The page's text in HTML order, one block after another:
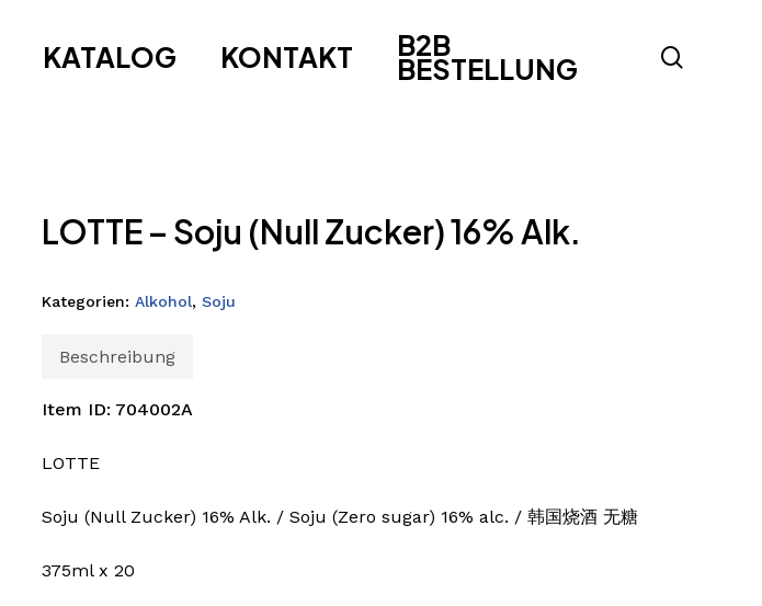
KATALOG KONTAKT B2B
BESTELLUNG
LOTTE – Soju (Null Zucker) 16% Alk.
Kategorien: Alkohol, Soju
Beschreibung
Item ID: 704002A
LOTTE
Soju (Null Zucker) 16% Alk. / Soju (Zero sugar) 16% alc. / 韩国烧酒 无糖
375ml x 20